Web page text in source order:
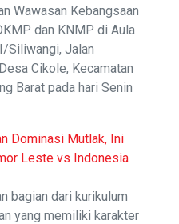
Wawasan Kebangsaan
dan KNMP di Aula
Siliwangi, Jalan
Cikole, Kecamatan
Barat pada hari Senin
Dominasi Mutlak, Ini
Leste vs Indonesia
bagian dari kurikulum
yang memiliki karakter